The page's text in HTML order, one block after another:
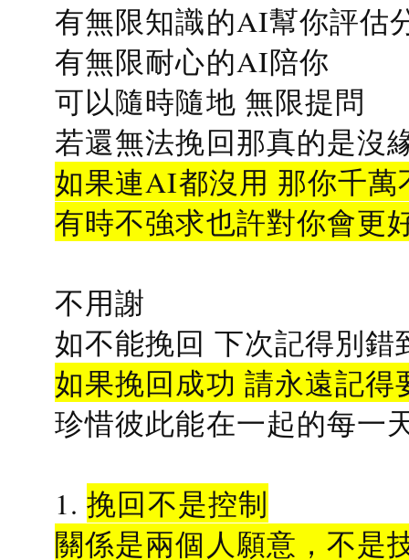
有無限知識的AI幫你評估
有無限耐心的AI陪你
可以隨時隨地 無限提問
若還無法挽回那真的是沒
如果連AI都沒用 那你千
有時不強求也許對你會更
不用謝
如不能挽回 下次記得別錯
如果挽回成功 請永遠記得
珍惜彼此能在一起的每一
1.挽回不是控制
關係是兩個人願意，不是